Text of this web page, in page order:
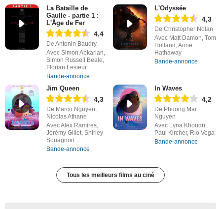
La Bataille de
Gaulle - partie 1 :
L'Âge de Fer
4,4
De Antonin Baudry
Avec Simon Abkarian,
Simon Russell Beale,
Florian Lesieur
Bande-annonce
L'Odyssée
4,3
De Christopher Nolan
Avec Matt Damon, Tom
Holland, Anne
Hathaway
Bande-annonce
Jim Queen
4,3
De Marco Nguyen,
Nicolas Athane
Avec Alex Ramires,
Jérémy Gillet, Shirley
Souagnon
Bande-annonce
In Waves
4,2
De Phuong Mai
Nguyen
Avec Lyna Khoudri,
Paul Kircher, Rio Vega
Bande-annonce
Tous les meilleurs films au ciné